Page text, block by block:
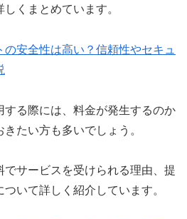
くまとめています。
安全性は高い？信頼性やセキュ
する際には、料金が発生するのか
たい方も多いでしょう。
サービスを受けられる理由、提
いて詳しく紹介しています。